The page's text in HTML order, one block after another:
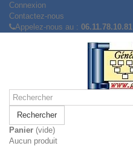
Connexion
Contactez-nous
Appelez-nous au : 06.11.78.10.81
Rechercher
Panier (vide)
Aucun produit